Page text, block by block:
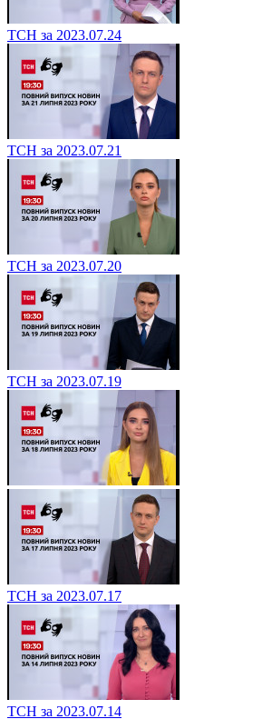
ТСН за 2023.07.24
ТСН за 2023.07.21
ТСН за 2023.07.20
ТСН за 2023.07.19
ТСН за 2023.07.17
ТСН за 2023.07.14